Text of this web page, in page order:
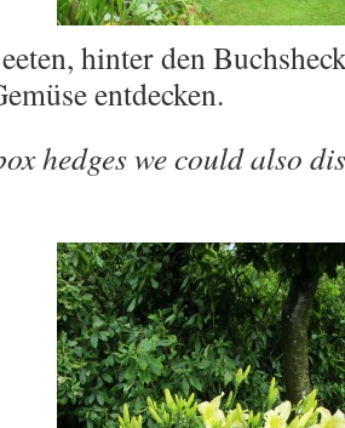
hinter den
entdecken.
hedges we could also